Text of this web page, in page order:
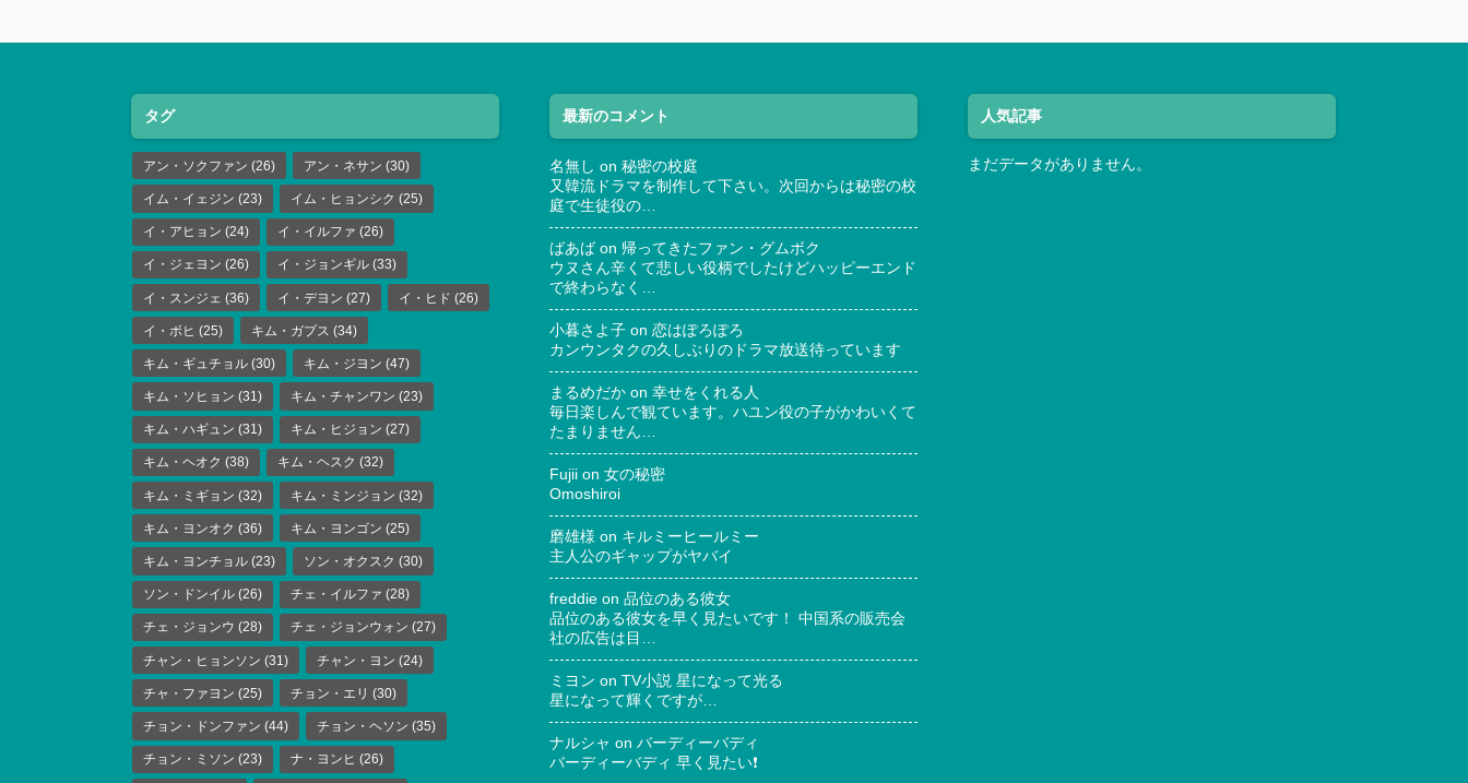
タグ
アン・ソクファン (26) アン・ネサン (30)
イム・イェジン (23) イム・ヒョンシク (25)
イ・アヒョン (24) イ・イルファ (26)
イ・ジェヨン (26) イ・ジョンギル (33)
イ・スンジェ (36) イ・デヨン (27) イ・ヒド (26)
イ・ボヒ (25) キム・ガプス (34)
キム・ギュチョル (30) キム・ジヨン (47)
キム・ソヒョン (31) キム・チャンワン (23)
キム・ハギュン (31) キム・ヒジョン (27)
キム・ヘオク (38) キム・ヘスク (32)
キム・ミギョン (32) キム・ミンジョン (32)
キム・ヨンオク (36) キム・ヨンゴン (25)
キム・ヨンチョル (23) ソン・オクスク (30)
ソン・ドンイル (26) チェ・イルファ (28)
チェ・ジョンウ (28) チェ・ジョンウォン (27)
チャン・ヒョンソン (31) チャン・ヨン (24)
チャ・ファヨン (25) チョン・エリ (30)
チョン・ドンファン (44) チョン・ヘソン (35)
チョン・ミソン (23) ナ・ヨンヒ (26)
最新のコメント
名無し on 秘密の校庭
又韓流ドラマを制作して下さい。次回からは秘密の校
庭で生徒役の…
ばあば on 帰ってきたファン・グムボク
ウヌさん辛くて悲しい役柄でしたけどハッピーエンド
で終わらなく…
小暮さよ子 on 恋はぽろぽろ
カンウンタクの久しぶりのドラマ放送待っています
まるめだか on 幸せをくれる人
毎日楽しんで観ています。ハユン役の子がかわいくて
たまりません…
Fujii on 女の秘密
Omoshiroi
磨雄様 on キルミーヒールミー
主人公のギャップがヤバイ
freddie on 品位のある彼女
品位のある彼女を早く見たいです！ 中国系の販売会
社の広告は目…
ミヨン on TV小説 星になって光る
星になって輝くですが…
ナルシャ on バーディーバディ
バーディーバディ 早く見たい❗
人気記事
まだデータがありません。